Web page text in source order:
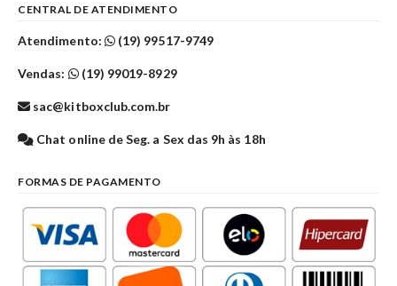
CENTRAL DE ATENDIMENTO
Atendimento: (19) 99517-9749
Vendas: (19) 99019-8929
sac@kitboxclub.com.br
Chat online de Seg. a Sex das 9h às 18h
FORMAS DE PAGAMENTO